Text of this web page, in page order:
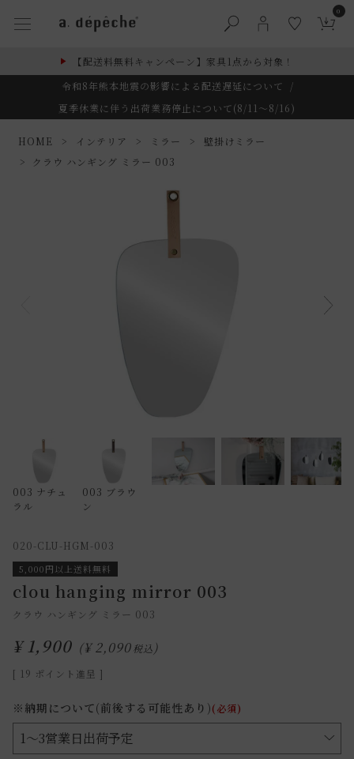
0
【配送料無料キャンペーン】家具1点から対象！
令和8年熊本地震の影響による配送遅延について
/
夏季休業に伴う出荷業務停止について(8/11～8/16)
HOME インテリア ミラー
壁掛けミラー
クラウ ハンギング ミラー 003
003 ナチュ
ラル
003 ブラウ
ン
020-CLU-HGM-003
5,000円以上送料無料
clou hanging mirror 003
クラウ ハンギング ミラー 003
¥ 1,900 ¥ 2,090税込
[ 19 ポイント進呈 ]
※納期について(前後する可能性あり)(必須)